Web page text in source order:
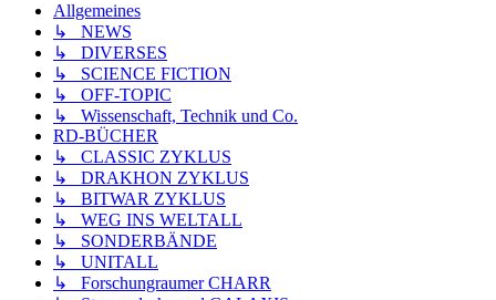
Allgemeines
↳ NEWS
↳ DIVERSES
↳ SCIENCE FICTION
↳ OFF-TOPIC
↳ Wissenschaft, Technik und Co.
RD-BÜCHER
↳ CLASSIC ZYKLUS
↳ DRAKHON ZYKLUS
↳ BITWAR ZYKLUS
↳ WEG INS WELTALL
↳ SONDERBÄNDE
↳ UNITALL
↳ Forschungraumer CHARR